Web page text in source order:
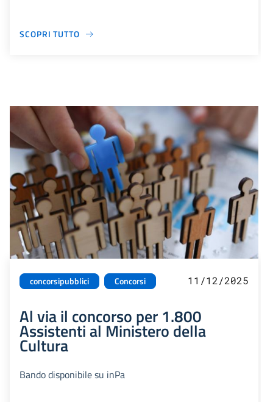
SCOPRI TUTTO
concorsipubblici Concorsi 11/12/2025
Al via il concorso per 1.800
Assistenti al Ministero della
Cultura
Bando disponibile su inPa